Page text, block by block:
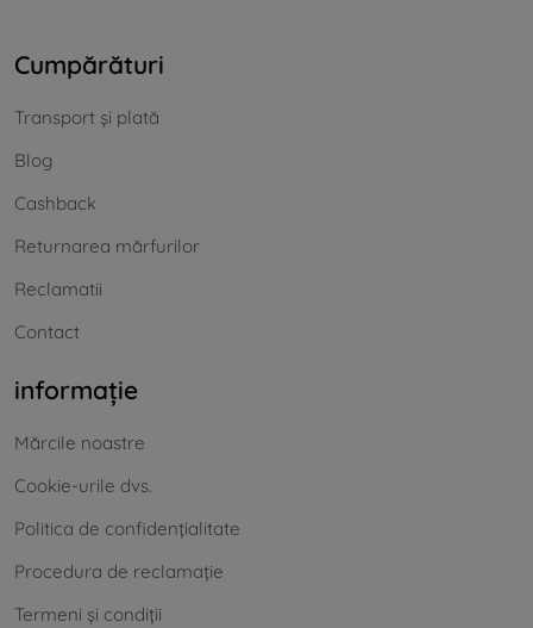
Cumpărături
Transport și plată
Blog
Cashback
Returnarea mărfurilor
Reclamatii
Contact
informație
Mărcile noastre
Cookie-urile dvs.
Politica de confidențialitate
Procedura de reclamație
Termeni și condiții